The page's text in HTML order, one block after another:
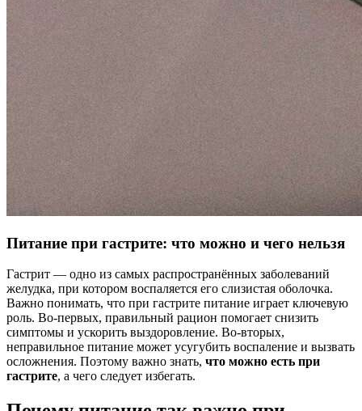
Питание при гастрите: что можно и чего нельзя
Гастрит — одно из самых распространённых заболеваний
желудка, при котором воспаляется его слизистая оболочка.
Важно понимать, что при гастрите питание играет ключевую
роль. Во-первых, правильный рацион помогает снизить
симптомы и ускорить выздоровление. Во-вторых,
неправильное питание может усугубить воспаление и вызвать
осложнения. Поэтому важно знать, что можно есть при
гастрите, а чего следует избегать.